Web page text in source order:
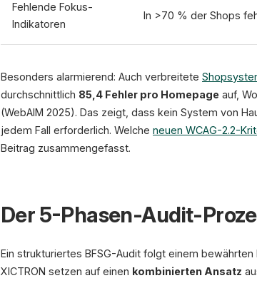
Fehlende Fokus-
Indikatoren
In >70 % der Shops
Besonders alarmierend: Auch verbreitete
durchschnittlich 85,4 Fehler pro Homepage auf,
(WebAIM 2025). Das zeigt, dass kein System von
jedem Fall erforderlich. Welche neuen WCAG-2.2-
Beitrag zusammengefasst.
Der 5-Phasen-Audit-
Ein strukturiertes BFSG-Audit folgt einem
XICTRON setzen auf einen kombinierten Ansatz